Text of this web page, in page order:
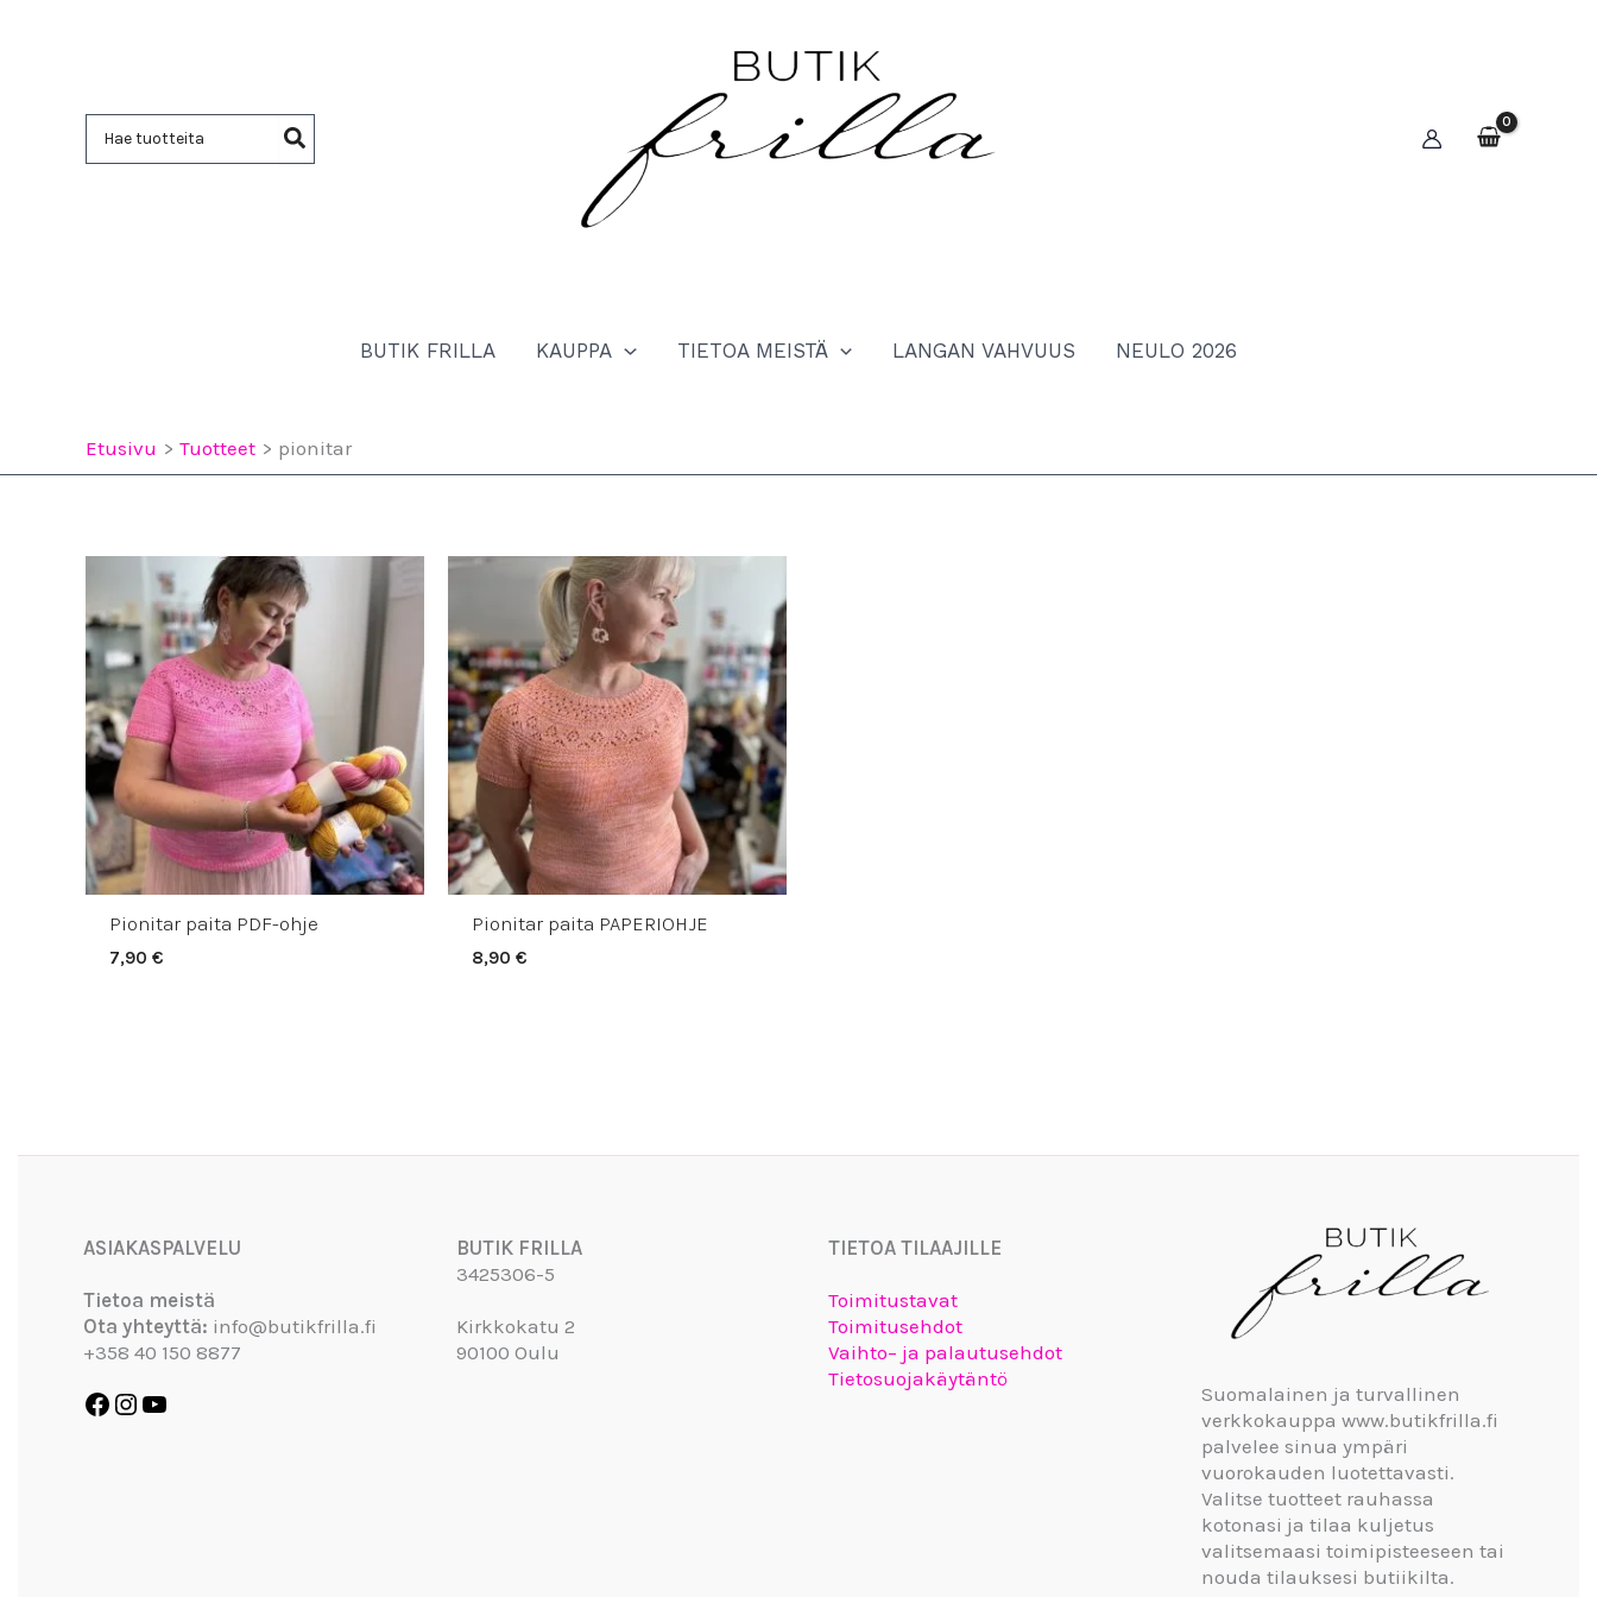
BUTIK FRILLA KAUPPA TIETOA MEISTÄ LANGAN VAHVUUS NEULO 2026
Etusivu Tuotteet pionitar
Pionitar paita PDF-ohje
7,90€
Pionitar paita PAPERIOHJE
8,90€
ASIAKASPALVELU
Tietoa meistä
Ota yhteyttä: info@butikfrilla.fi
+358 40 150 8877
BUTIK FRILLA
3425306-5
Kirkkokatu 2
90100 Oulu
TIETOA TILAAJILLE
Toimitustavat
Toimitusehdot
Vaihto– ja palautusehdot
Tietosuojakäytäntö
Suomalainen ja turvallinen
verkkokauppa www.butikfrilla.fi
palvelee sinua ympäri
vuorokauden luotettavasti.
Valitse tuotteet rauhassa
kotonasi ja tilaa kuljetus
valitsemaasi toimipisteeseen tai
nouda tilauksesi butiikilta.